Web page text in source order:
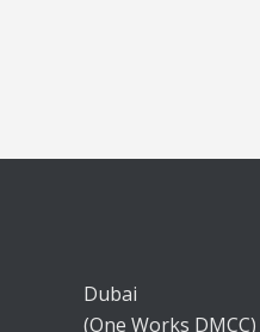
Dubai
(One Works DMCC)